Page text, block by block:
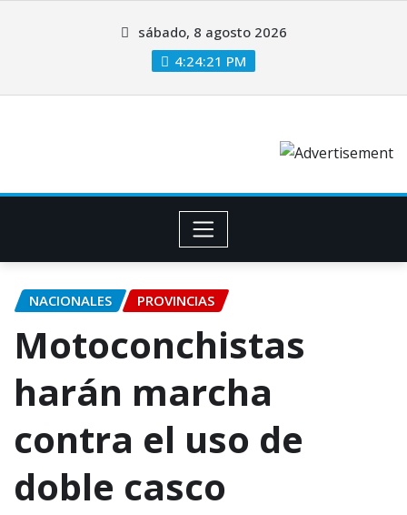
sábado, 8 agosto 2026
4:24:22 PM
NACIONALES PROVINCIAS
Motoconchistas
harán marcha
contra el uso de
doble casco